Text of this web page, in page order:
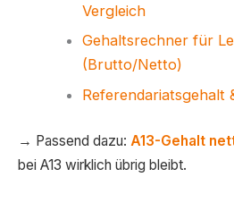
Vergleich
Gehaltsrechner für
(Brutto/Netto)
Referendariatsgehalt
→ Passend dazu: A13-Gehalt
bei A13 wirklich übrig bleibt.